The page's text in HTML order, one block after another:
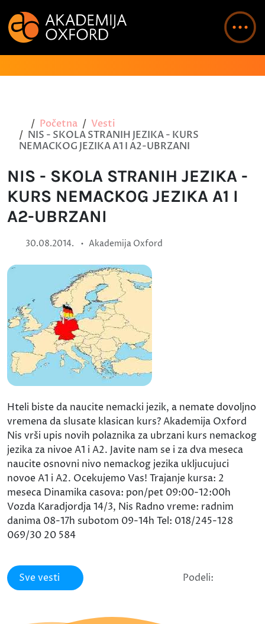
Početna
Vesti
NIS - SKOLA STRANIH JEZIKA - KURS
NEMACKOG JEZIKA A1 I A2-UBRZANI
NIS - SKOLA STRANIH JEZIKA -
KURS NEMACKOG JEZIKA A1 I
A2-UBRZANI
30.08.2014. • Akademija Oxford
Hteli biste da naucite nemacki jezik, a nemate dovoljno
vremena da slusate klasican kurs? Akademija Oxford
Nis vrši upis novih polaznika za ubrzani kurs nemackog
jezika za nivoe A1 i A2. Javite nam se i za dva meseca
naucite osnovni nivo nemackog jezika ukljucujuci
novoe A1 i A2. Ocekujemo Vas! Trajanje kursa: 2
meseca Dinamika casova: pon/pet 09:00-12:00h
Vozda Karadjordja 14/3, Nis Radno vreme: radnim
danima 08-17h subotom 09-14h Tel: 018/245-128
069/30 20 584
Sve vesti Podeli: